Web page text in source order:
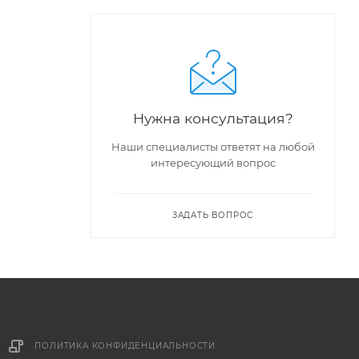
Нужна консультация?
Наши специалисты ответят на любой
интересующий вопрос
ЗАДАТЬ ВОПРОС
ПОЛИТИКА КОНФИДЕНЦИАЛЬНОСТИ